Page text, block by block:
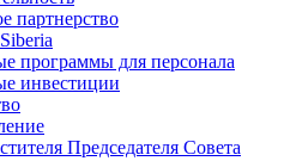
партнерство
программы для персонала
инвестиции
Председателя Совета